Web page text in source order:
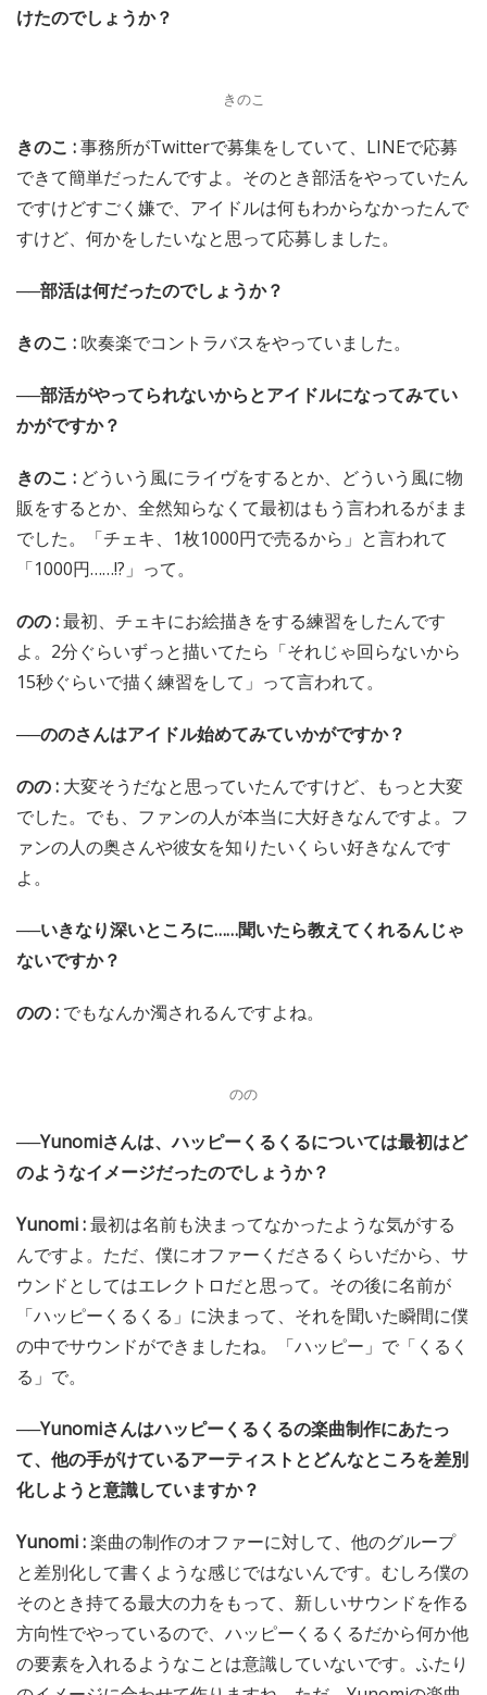
けたのでしょうか？
きのこ
きのこ :事務所がTwitterで募集をしていて、LINEで応募
できて簡単だったんですよ。そのとき部活をやっていたん
ですけどすごく嫌で、アイドルは何もわからなかったんで
すけど、何かをしたいなと思って応募しました。
──部活は何だったのでしょうか？
きのこ : 吹奏楽でコントラバスをやっていました。
──部活がやってられないからとアイドルになってみてい
かがですか？
きのこ : どういう風にライヴをするとか、どういう風に物
販をするとか、全然知らなくて最初はもう言われるがまま
でした。「チェキ、1枚1000円で売るから」と言われて
「1000円……!?」って。
のの :最初、チェキにお絵描きをする練習をしたんです
よ。2分ぐらいずっと描いてたら「それじゃ回らないから
15秒ぐらいで描く練習をして」って言われて。
──ののさんはアイドル始めてみていかがですか？
のの : 大変そうだなと思っていたんですけど、もっと大変
でした。でも、ファンの人が本当に大好きなんですよ。フ
ァンの人の奥さんや彼女を知りたいくらい好きなんです
よ。
──いきなり深いところに……聞いたら教えてくれるんじゃ
ないですか？
のの : でもなんか濁されるんですよね。
のの
──Yunomiさんは、ハッピーくるくるについては最初はど
のようなイメージだったのでしょうか？
Yunomi :最初は名前も決まってなかったような気がする
んですよ。ただ、僕にオファーくださるくらいだから、サ
ウンドとしてはエレクトロだと思って。その後に名前が
「ハッピーくるくる」に決まって、それを聞いた瞬間に僕
の中でサウンドができましたね。「ハッピー」で「くるく
る」で。
──Yunomiさんはハッピーくるくるの楽曲制作にあたっ
て、他の手がけているアーティストとどんなところを差別
化しようと意識していますか？
Yunomi :楽曲の制作のオファーに対して、他のグループ
と差別化して書くような感じではないんです。むしろ僕の
そのとき持てる最大の力をもって、新しいサウンドを作る
方向性でやっているので、ハッピーくるくるだから何か他
の要素を入れるようなことは意識していないです。ふたり